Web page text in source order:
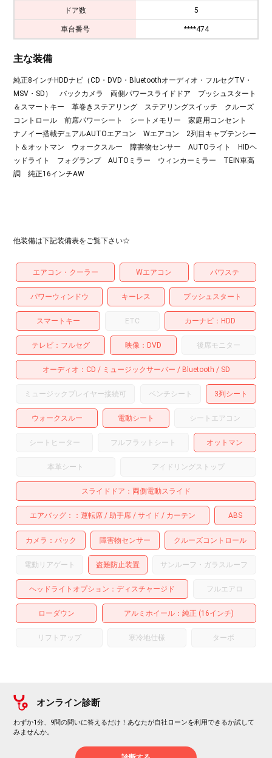
ドア数 5
車台番号 ****474
主な装備
純正8インチHDDナビ（CD・DVD・Bluetoothオーディオ・フルセグTV・
MSV・SD） バックカメラ 両側パワースライドドア プッシュスタート
＆スマートキー 革巻きステアリング ステアリングスイッチ クルーズ
コントロール 前席パワーシート シートメモリー 家庭用コンセント
ナノイー搭載デュアルAUTOエアコン Wエアコン 2列目キャプテンシー
ト＆オットマン ウォークスルー 障害物センサー AUTOライト HIDヘ
ッドライト フォグランプ AUTOミラー ウィンカーミラー TEIN車高
調 純正16インチAW
他装備は下記装備表をご覧下さい☆
エアコン・クーラー Wエアコン パワステ
パワーウィンドウ キーレス プッシュスタート
スマートキー ETC カーナビ HDD
テレビ フルセグ 映像 DVD 後席モニター
オーディオ CD ミュージックサーバー Bluetooth SD
ミュージックプレイヤー接続可 ベンチシート 3列シート
ウォークスルー 電動シート シートエアコン
シートヒーター フルフラットシート オットマン
本革シート アイドリングストップ
スライドドア 両側電動スライド
エアバッグ： 運転席 助手席 サイド カーテン ABS
カメラ バック 障害物センサー クルーズコントロール
電動リアゲート 盗難防止装置 サンルーフ・ガラスルーフ
ヘッドライトオプション ディスチャージド フルエアロ
ローダウン アルミホイール ：純正 (16インチ)
リフトアップ 寒冷地仕様 ターボ
オンライン診断
わずか1分、9問の問いに答えるだけ！あなたが自社ローンを利用できるか試して
みませんか。